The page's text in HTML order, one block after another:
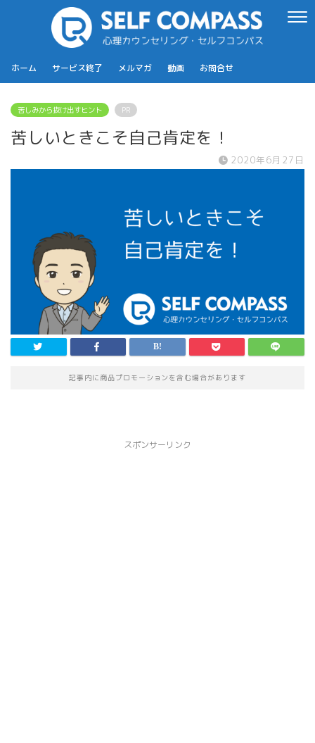
ホーム サービス終了 メルマガ 動画 お問合せ
苦しみから抜け出すヒント PR
苦しいときこそ自己肯定を！
2020年6月27日
記事内に商品プロモーションを含む場合があります
スポンサーリンク